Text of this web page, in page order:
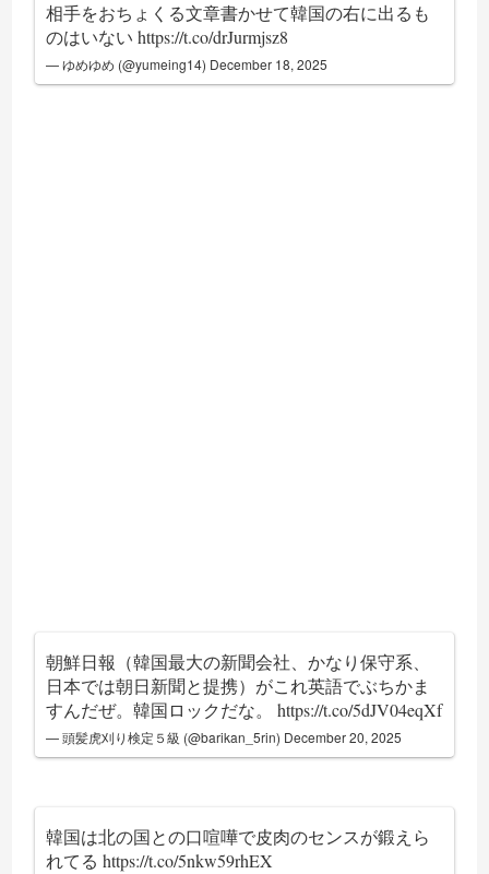
相手をおちょくる文章書かせて韓国の右に出るも
のはいないhttps://t.co/drJurmjsz8
— ゆめゆめ (@yumeing14) December 18, 2025
朝鮮日報（韓国最大の新聞会社、かなり保守系、
日本では朝日新聞と提携）がこれ英語でぶちかま
すんだぜ。韓国ロックだな。https://t.co/5dJV04eqXf
— 頭髪虎刈り検定５級 (@barikan_5rin) December 20, 2025
韓国は北の国との口喧嘩で皮肉のセンスが鍛えら
れてるhttps://t.co/5nkw59rhEX